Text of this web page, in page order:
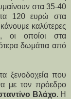
στα 35-40
120 ευρώ στα
καλύτερες
οι οποίοι στα
δωμάτια από
ξενοδοχεία που
με τον πρόεδρο
Βλάχο. Η